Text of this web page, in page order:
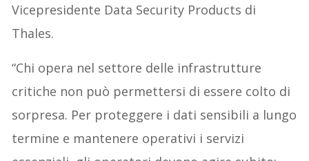
Vicepresidente Data Security Products di
Thales.
“Chi opera nel settore delle infrastrutture
critiche non può permettersi di essere colto di
sorpresa. Per proteggere i dati sensibili a lungo
termine e mantenere operativi i servizi